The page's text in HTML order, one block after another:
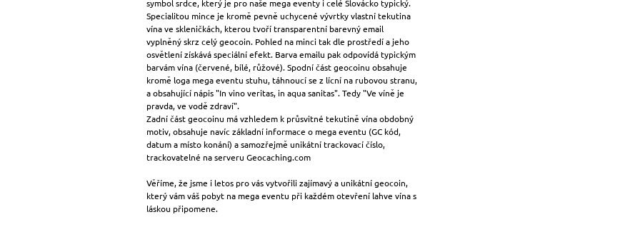
symbol srdce, který je pro naše mega eventy i celé Slovácko typický.
Specialitou mince je kromě pevně uchycené vývrtky vlastní tekutina
vína ve skleničkách, kterou tvoří transparentní barevný email
vyplněný skrz celý geocoin. Pohled na minci tak dle prostředí a jeho
osvětlení získává speciální efekt. Barva emailu pak odpovídá typickým
barvám vína (červené, bílé, růžové). Spodní část geocoinu obsahuje
kromě loga mega eventu stuhu, táhnoucí se z lícní na rubovou stranu,
a obsahující nápis "In vino veritas, in aqua sanitas". Tedy "Ve víně je
pravda, ve vodě zdraví".
Zadní část geocoinu má vzhledem k průsvitné tekutině vína obdobný
motiv, obsahuje navíc základní informace o mega eventu (GC kód,
datum a místo konání) a samozřejmě unikátní trackovací číslo,
trackovatelné na serveru Geocaching.com
Věříme, že jsme i letos pro vás vytvořili zajímavý a unikátní geocoin,
který vám váš pobyt na mega eventu při každém otevření lahve vína s
láskou připomene.